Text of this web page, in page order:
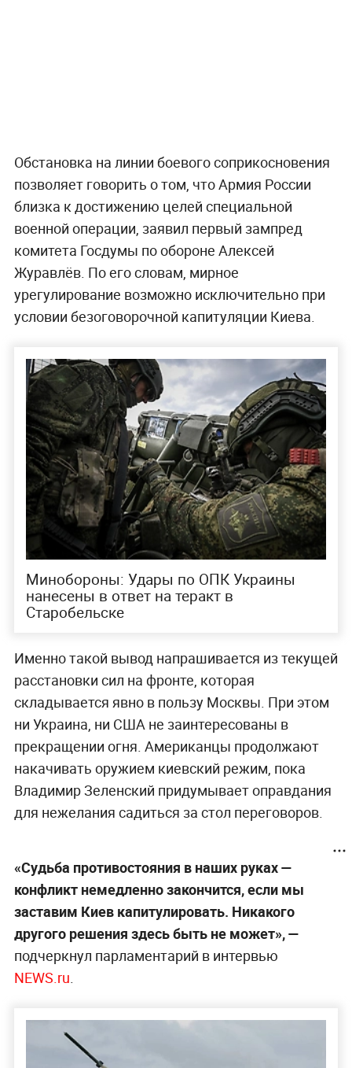
Обстановка на линии боевого соприкосновения
позволяет говорить о том, что Армия России
близка к достижению целей специальной
военной операции, заявил первый зампред
комитета Госдумы по обороне Алексей
Журавлёв. По его словам, мирное
урегулирование возможно исключительно при
условии безоговорочной капитуляции Киева.
Минобороны: Удары по ОПК Украины
нанесены в ответ на теракт в
Старобельске
Именно такой вывод напрашивается из текущей
расстановки сил на фронте, которая
складывается явно в пользу Москвы. При этом
ни Украина, ни США не заинтересованы в
прекращении огня. Американцы продолжают
накачивать оружием киевский режим, пока
Владимир Зеленский придумывает оправдания
для нежелания садиться за стол переговоров.
«Судьба противостояния в наших руках —
конфликт немедленно закончится, если мы
заставим Киев капитулировать. Никакого
другого решения здесь быть не может», —
подчеркнул парламентарий в интервью
NEWS.ru.